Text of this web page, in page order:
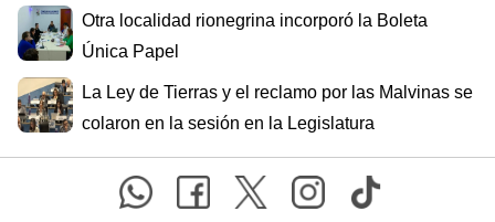
Otra localidad rionegrina incorporó la Boleta
Única Papel
La Ley de Tierras y el reclamo por las Malvinas se
colaron en la sesión en la Legislatura